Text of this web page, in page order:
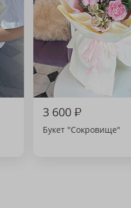
3 600₽
Букет "Сокровище"